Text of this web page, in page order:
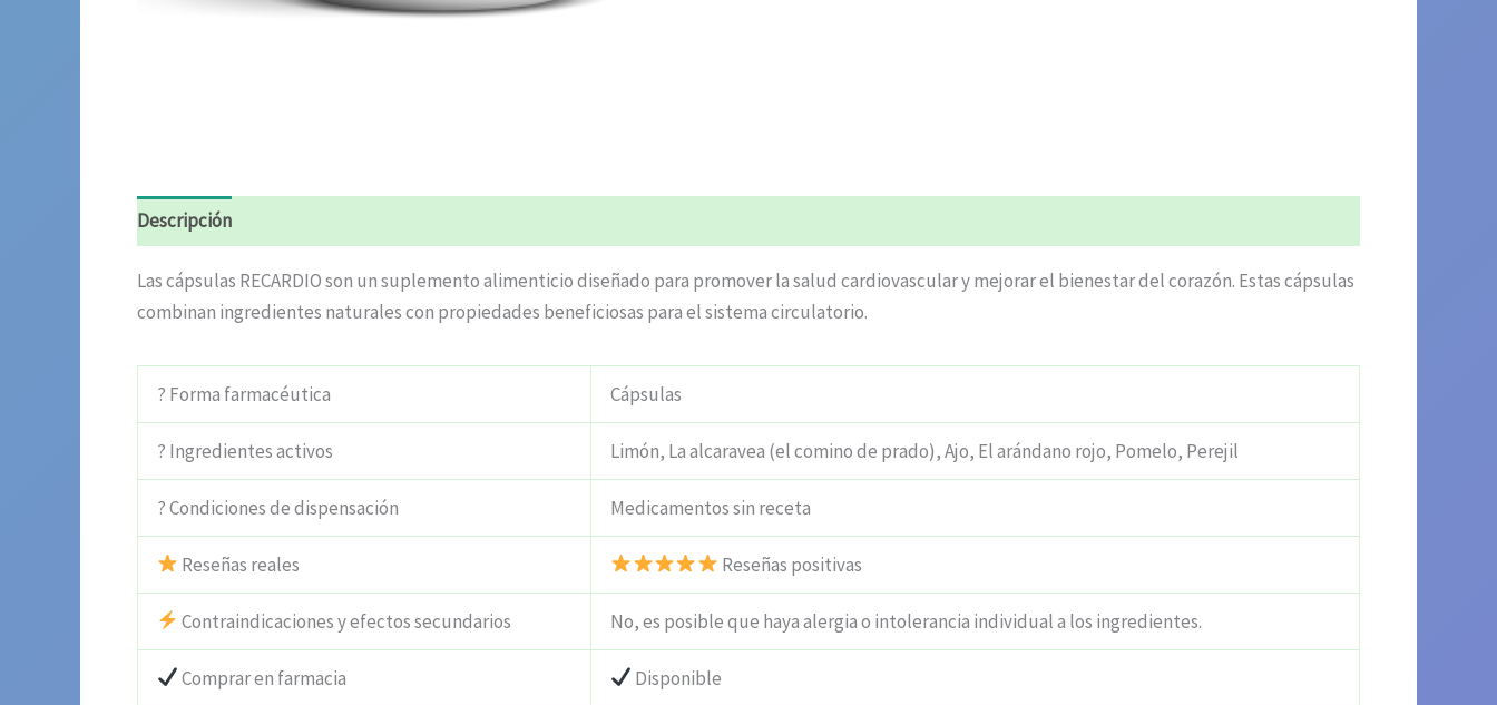
Descripción
Las cápsulas RECARDIO son un suplemento alimenticio diseñado para promover la salud cardiovascular y mejorar el bienestar del corazón. Estas cápsulas
combinan ingredientes naturales con propiedades beneficiosas para el sistema circulatorio.
? Forma farmacéutica Cápsulas
? Ingredientes activos Limón, La alcaravea (el comino de prado), Ajo, El arándano rojo, Pomelo, Perejil
? Condiciones de dispensación Medicamentos sin receta
Reseñas reales Reseñas positivas
Contraindicaciones y efectos secundarios No, es posible que haya alergia o intolerancia individual a los ingredientes.
Comprar en farmacia Disponible